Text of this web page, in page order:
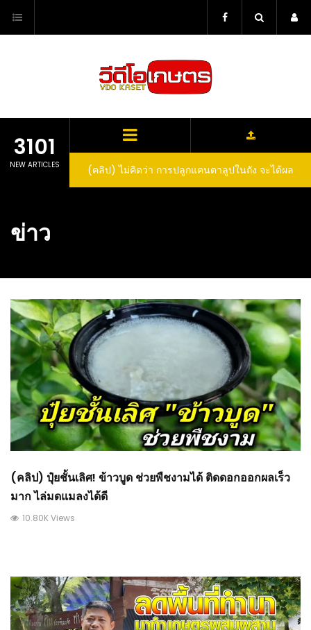
content
3101
NEW ARTICLES (คลิป) วิธีทำไวน์สับปะรด Pineapple Wine
ข่าว
(คลิป) ปุ๋ยชั้นเลิศ! ข้าวบูด ช่วยพืชงามได้ ติดดอกออกผลเร็ว
มาก ไล่มดแมลงได้ดี
10.80K Views